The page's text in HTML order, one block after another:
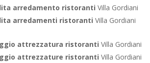
arredamento ristoranti Villa Gordiani
arredamenti ristoranti Villa Gordiani
attrezzatura ristoranti Villa Gordiani
attrezzature ristoranti Villa Gordiani